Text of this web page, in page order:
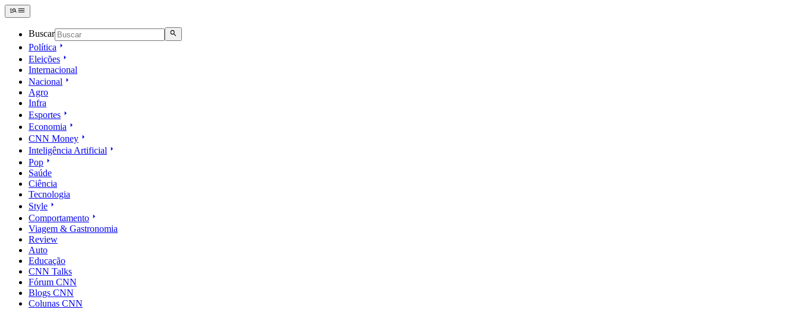
Buscar
Política
Eleições
Internacional
Nacional
Agro
Infra
Esportes
Economia
CNN Money
Inteligência Artificial
Pop
Saúde
Ciência
Tecnologia
Style
Comportamento
Viagem & Gastronomia
Review
Auto
Educação
CNN Talks
Fórum CNN
Blogs CNN
Colunas CNN